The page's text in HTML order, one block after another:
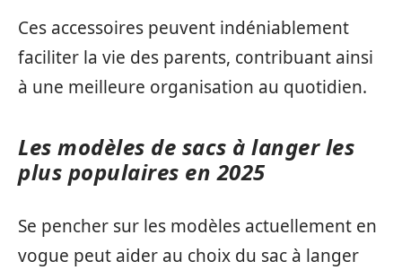
Ces accessoires peuvent indéniablement
faciliter la vie des parents, contribuant ainsi
à une meilleure organisation au quotidien.
Les modèles de sacs à langer les
plus populaires en 2025
Se pencher sur les modèles actuellement en
vogue peut aider au choix du sac à langer